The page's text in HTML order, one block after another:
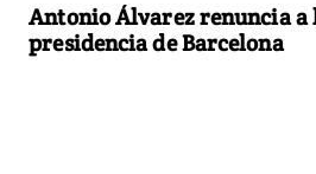
Antonio Álvarez renuncia a
presidencia de Barcelona